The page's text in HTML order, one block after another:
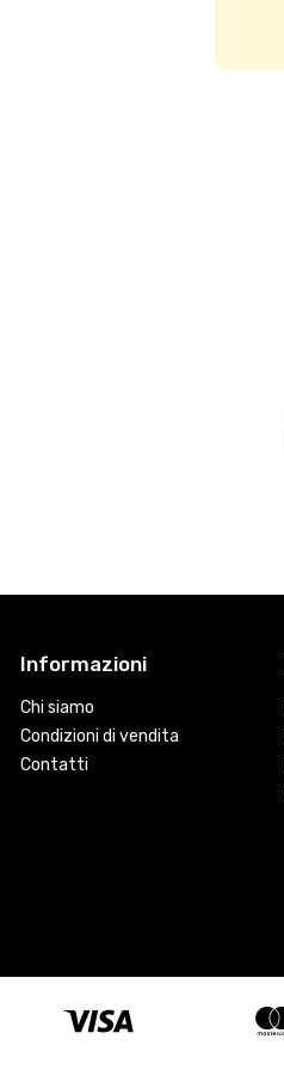
Informazioni
Chi siamo
Condizioni di vendita
Contatti